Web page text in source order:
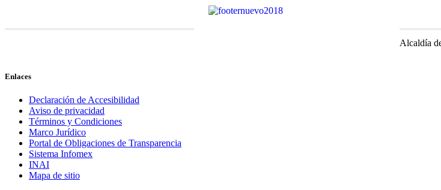
Alcaldía
Enlaces
Declaración de Accesibilidad
Aviso de privacidad
Términos y Condiciones
Marco Jurídico
Portal de Obligaciones de Transparencia
Sistema Infomex
INAI
Mapa de sitio